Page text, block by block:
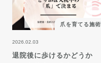
爪を育てる施術
2026.02.03
退院後に歩けるかどうか